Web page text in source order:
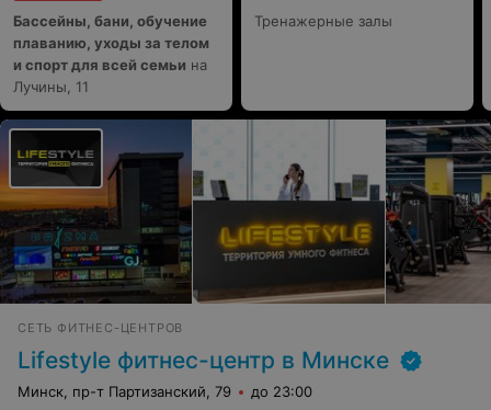
Бассейны, бани, обучение
плаванию, уходы за телом
и спорт для всей семьи на
Лучины, 11
Тренажерные залы
СЕТЬ ФИТНЕС-ЦЕНТРОВ
Lifestyle фитнес-центр в Минске
Минск, пр-т Партизанский, 79 до 23:00